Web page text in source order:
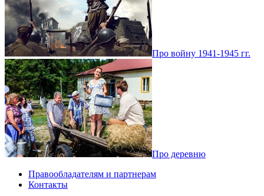
Про войну 1941-1945 гг.
Про деревню
Правообладателям и партнерам
Контакты